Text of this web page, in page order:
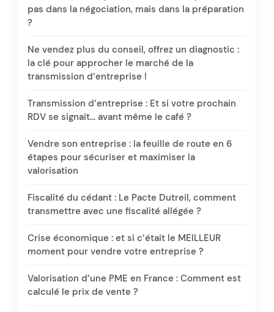
pas dans la négociation, mais dans la préparation
?
Ne vendez plus du conseil, offrez un diagnostic :
la clé pour approcher le marché de la
transmission d’entreprise !
Transmission d’entreprise : Et si votre prochain
RDV se signait… avant même le café ?
Vendre son entreprise : la feuille de route en 6
étapes pour sécuriser et maximiser la
valorisation
Fiscalité du cédant : Le Pacte Dutreil, comment
transmettre avec une fiscalité allégée ?
Crise économique : et si c’était le MEILLEUR
moment pour vendre votre entreprise ?
Valorisation d’une PME en France : Comment est
calculé le prix de vente ?